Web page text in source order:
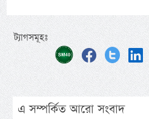
ট্যাগসমূহঃ
এ সম্পর্কিত আরো সংবাদ